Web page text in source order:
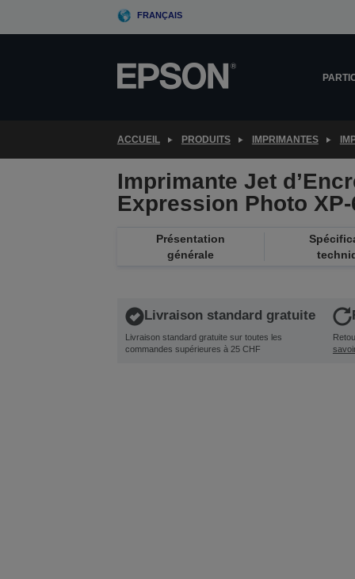
FRANÇAIS
ACCUEIL PRODUITS IMPRIMANTES
Imprimante Jet
Expression Photo
Présentation
générale
Livraison standard gratuite
Livraison standard gratuite sur toutes les
commandes supérieures à 25 CHF